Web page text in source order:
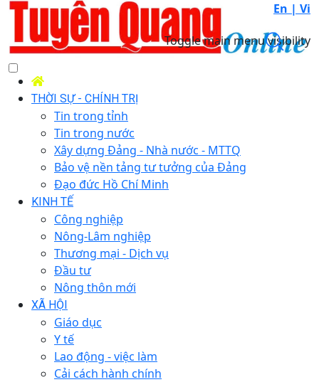
En | Vi
Toggle main menu visibility
THỜI SỰ - CHÍNH TRỊ
Tin trong tỉnh
Tin trong nước
Xây dựng Đảng - Nhà nước - MTTQ
Bảo vệ nền tảng tư tưởng của Đảng
Đạo đức Hồ Chí Minh
KINH TẾ
Công nghiệp
Nông-Lâm nghiệp
Thương mại - Dịch vụ
Đầu tư
Nông thôn mới
XÃ HỘI
Giáo dục
Y tế
Lao động - việc làm
Cải cách hành chính